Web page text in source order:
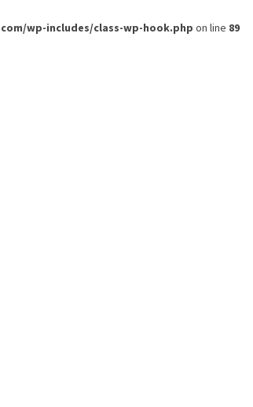
wp-includes/class-wp-hook.php on line 89